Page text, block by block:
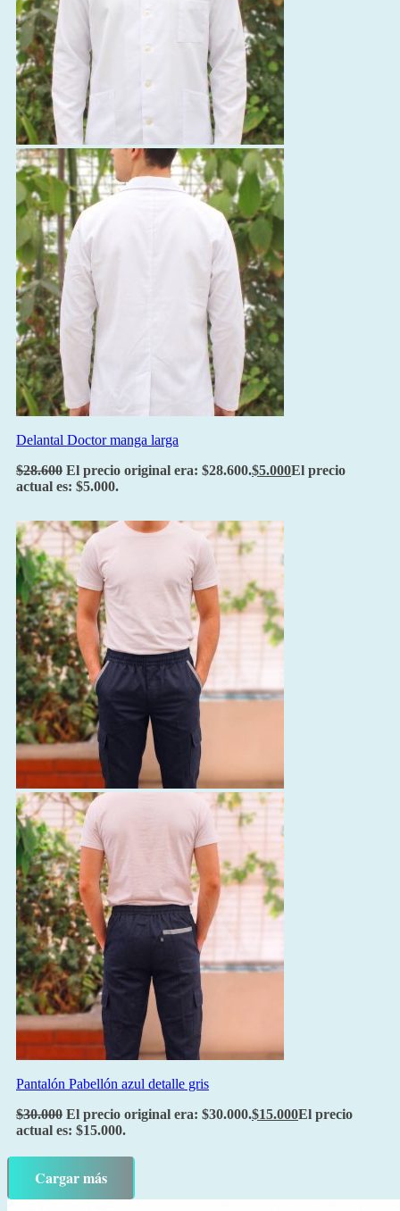
Delantal Doctor manga larga
$28.600 El precio original era: $28.600.$5.000El precio
actual es: $5.000.
Pantalón Pabellón azul detalle gris
$30.000 El precio original era: $30.000.$15.000El precio
actual es: $15.000.
Cargar más